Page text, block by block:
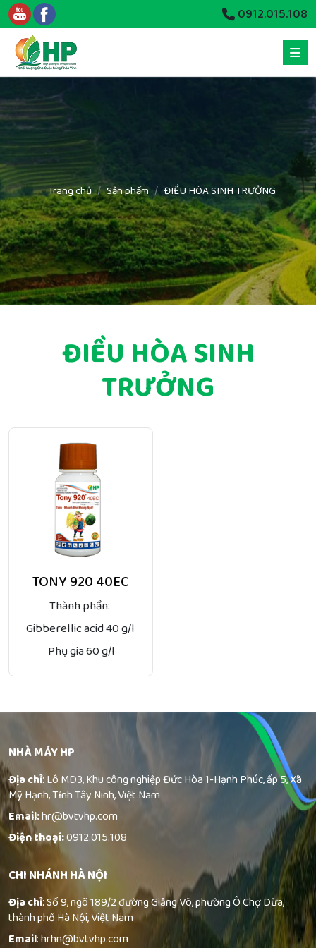
0912.015.108
Trang chủ Sản phẩm ĐIỀU HÒA SINH TRƯỞNG
ĐIỀU HÒA SINH
TRƯỞNG
TONY 920 40EC
Thành phần:
Gibberellic acid 40 g/l
Phụ gia 60 g/l
NHÀ MÁY HP
Địa chỉ: Lô MD3, Khu công nghiệp Đức Hòa 1-Hạnh Phúc, ấp 5, Xã
Mỹ Hạnh, Tỉnh Tây Ninh, Việt Nam
Email:hr@bvtvhp.com
Điện thoại:0912.015.108
CHI NHÁNH HÀ NỘI
Địa chỉ: Số 9, ngõ 189/2 đường Giảng Võ, phường Ô Chợ Dừa,
thành phố Hà Nội, Việt Nam
Email: hrhn@bvtvhp.com